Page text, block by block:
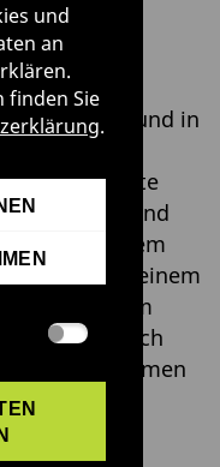
Altkleider, und in
dabei, alte
Papier und
Bei einem
einem
von diesem
Ich habe mich
von
und
an
finden Sie
.